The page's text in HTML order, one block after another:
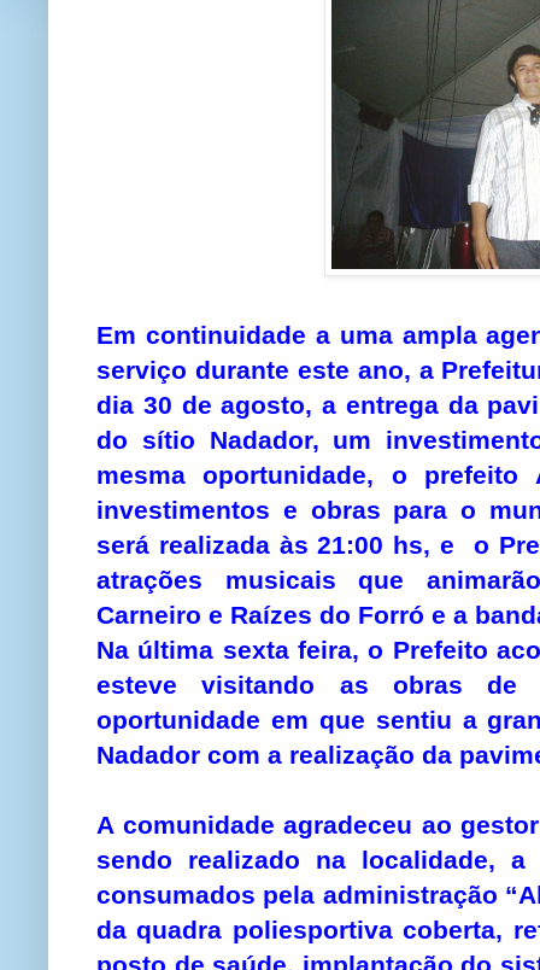
Em continuidade a uma ampla
serviço durante este ano, a
dia 30 de agosto, a entrega da
do sítio Nadador, um
mesma oportunidade, o prefeito
investimentos e obras para o
será realizada às 21:00 hs, e o
atrações musicais que
Carneiro e Raízes do Forró e a
Na última sexta feira, o Prefeito
esteve visitando as obras de
oportunidade em que sentiu a
Nadador com a realização da
A comunidade agradeceu ao
sendo realizado na localidade,
consumados pela administração
da quadra poliesportiva coberta,